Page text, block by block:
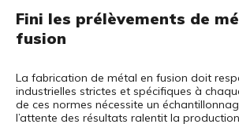
Fini les prélèvements de
fusion
La fabrication de métal en fusion doit
industrielles strictes et spécifiques à
de ces normes nécessite un
l’attente des résultats ralentit la